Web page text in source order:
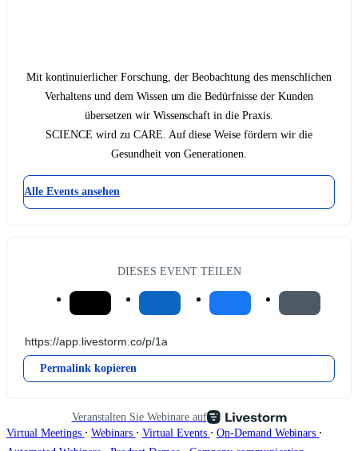
Mit kontinuierlicher Forschung, der Beobachtung des menschlichen
Verhaltens und dem Wissen um die Bedürfnisse der Kunden
übersetzen wir Wissenschaft in die Praxis.
SCIENCE wird zu CARE. Auf diese Weise fördern wir die
Gesundheit von Generationen.
Alle Events ansehen
DIESES EVENT TEILEN
Permalink kopieren
Veranstalten Sie Webinare auf
Virtual Meetings ∙ Webinars ∙ Virtual Events ∙ On-Demand Webinars ∙